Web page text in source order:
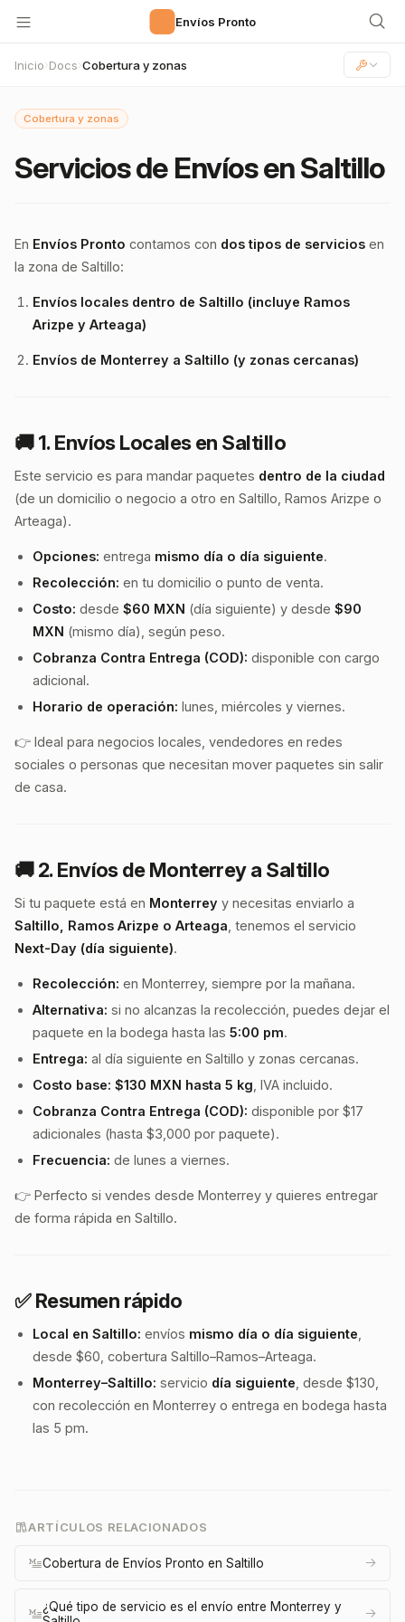
Envíos Pronto
Inicio› Docs› Cobertura y zonas
Cobertura y zonas
Servicios de Envíos en Saltillo
En Envíos Pronto contamos con dos tipos de servicios en
la zona de Saltillo:
Envíos locales dentro de Saltillo (incluye Ramos
Arizpe y Arteaga)
Envíos de Monterrey a Saltillo (y zonas cercanas)
🚚 1. Envíos Locales en Saltillo
Este servicio es para mandar paquetes dentro de la ciudad
(de un domicilio o negocio a otro en Saltillo, Ramos Arizpe o
Arteaga).
Opciones: entrega mismo día o día siguiente.
Recolección: en tu domicilio o punto de venta.
Costo: desde $60 MXN (día siguiente) y desde $90
MXN (mismo día), según peso.
Cobranza Contra Entrega (COD): disponible con cargo
adicional.
Horario de operación: lunes, miércoles y viernes.
👉 Ideal para negocios locales, vendedores en redes
sociales o personas que necesitan mover paquetes sin salir
de casa.
🚚 2. Envíos de Monterrey a Saltillo
Si tu paquete está en Monterrey y necesitas enviarlo a
Saltillo, Ramos Arizpe o Arteaga , tenemos el servicio
Next-Day (día siguiente).
Recolección: en Monterrey, siempre por la mañana.
Alternativa: si no alcanzas la recolección, puedes dejar el
paquete en la bodega hasta las 5:00 pm.
Entrega: al día siguiente en Saltillo y zonas cercanas.
Costo base: $130 MXN hasta 5 kg , IVA incluido.
Cobranza Contra Entrega (COD): disponible por $17
adicionales (hasta $3,000 por paquete).
Frecuencia: de lunes a viernes.
👉 Perfecto si vendes desde Monterrey y quieres entregar
de forma rápida en Saltillo.
✅ Resumen rápido
Local en Saltillo: envíos mismo día o día siguiente
desde $60, cobertura Saltillo–Ramos–Arteaga.
Monterrey–Saltillo: servicio día siguiente , desde $130,
con recolección en Monterrey o entrega en bodega hasta
las 5 pm.
ARTÍCULOS RELACIONADOS
Cobertura de Envíos Pronto en Saltillo
¿Qué tipo de servicio es el envío entre Monterrey y